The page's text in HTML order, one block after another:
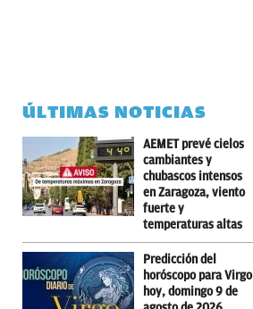
ÚLTIMAS NOTICIAS
AEMET prevé cielos
cambiantes y
chubascos intensos
en Zaragoza, viento
fuerte y
temperaturas altas
Predicción del
horóscopo para Virgo
hoy, domingo 9 de